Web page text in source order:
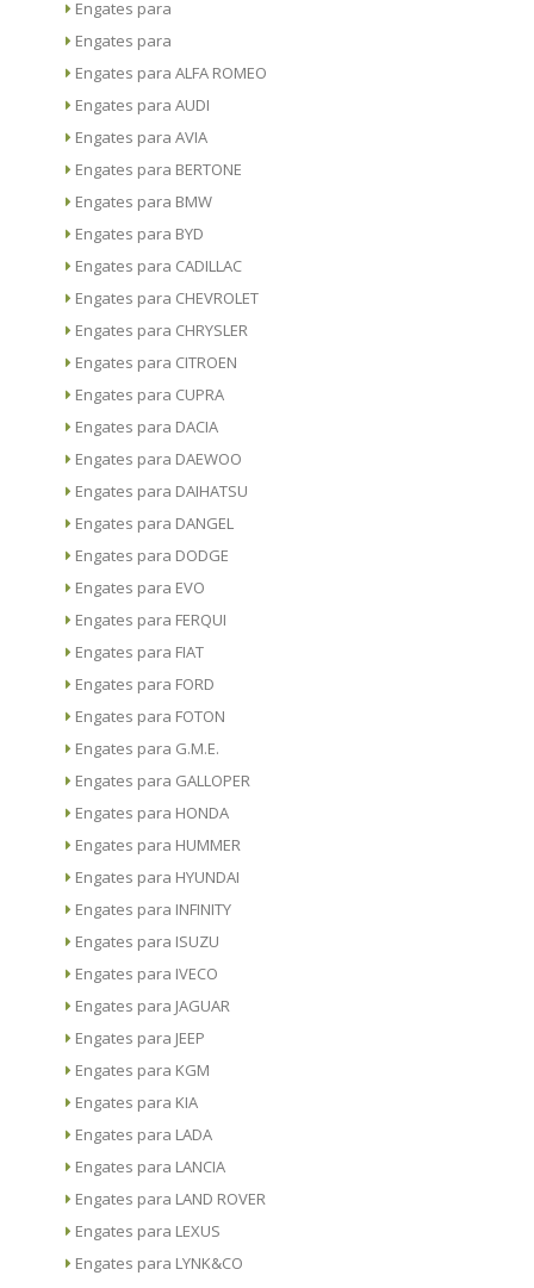
Engates para
Engates para
Engates para ALFA ROMEO
Engates para AUDI
Engates para AVIA
Engates para BERTONE
Engates para BMW
Engates para BYD
Engates para CADILLAC
Engates para CHEVROLET
Engates para CHRYSLER
Engates para CITROEN
Engates para CUPRA
Engates para DACIA
Engates para DAEWOO
Engates para DAIHATSU
Engates para DANGEL
Engates para DODGE
Engates para EVO
Engates para FERQUI
Engates para FIAT
Engates para FORD
Engates para FOTON
Engates para G.M.E.
Engates para GALLOPER
Engates para HONDA
Engates para HUMMER
Engates para HYUNDAI
Engates para INFINITY
Engates para ISUZU
Engates para IVECO
Engates para JAGUAR
Engates para JEEP
Engates para KGM
Engates para KIA
Engates para LADA
Engates para LANCIA
Engates para LAND ROVER
Engates para LEXUS
Engates para LYNK&CO